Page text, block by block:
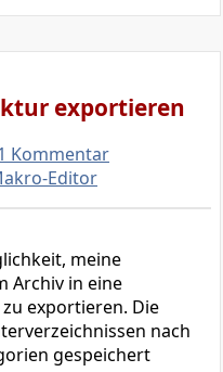
exportieren
Kommentar
Editor
meine
Archiv in eine
exportieren. Die
nach
gespeichert